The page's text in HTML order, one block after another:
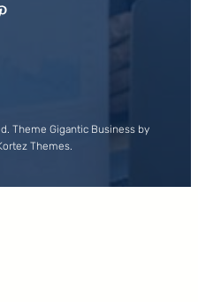
Theme Gigantic Business by
Themes.